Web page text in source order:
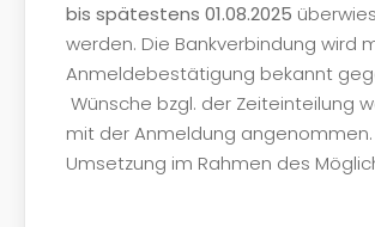
bis spätestens 01.08.2025
werden. Die Bankverbindung wird
Anmeldebestätigung bekannt
Wünsche bzgl. der Zeiteinteilung
mit der Anmeldung angenommen.
Umsetzung im Rahmen des